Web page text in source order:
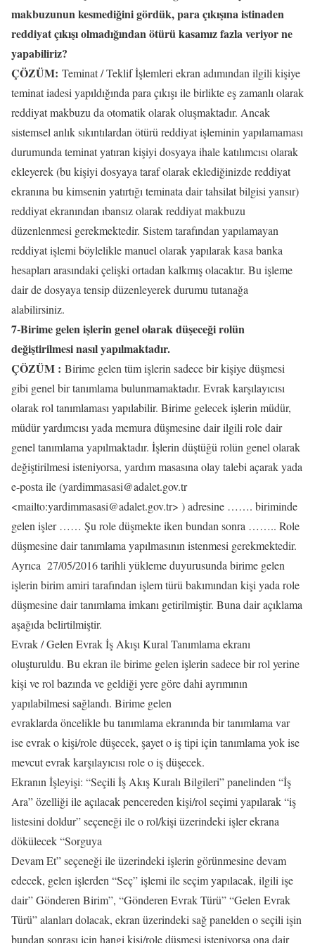
makbuzunun kesmediğini gördük, para çıkışına istinaden
reddiyat çıkışı olmadığından ötürü kasamız fazla veriyor ne
yapabiliriz?
ÇÖZÜM: Teminat / Teklif İşlemleri ekran adımından ilgili kişiye
teminat iadesi yapıldığında para çıkışı ile birlikte eş zamanlı olarak
reddiyat makbuzu da otomatik olarak oluşmaktadır. Ancak
sistemsel anlık sıkıntılardan ötürü reddiyat işleminin yapılamaması
durumunda teminat yatıran kişiyi dosyaya ihale katılımcısı olarak
ekleyerek (bu kişiyi dosyaya taraf olarak eklediğinizde reddiyat
ekranına bu kimsenin yatırtığı teminata dair tahsilat bilgisi yansır)
reddiyat ekranından ıbansız olarak reddiyat makbuzu
düzenlenmesi gerekmektedir. Sistem tarafından yapılamayan
reddiyat işlemi böylelikle manuel olarak yapılarak kasa banka
hesapları arasındaki çelişki ortadan kalkmış olacaktır. Bu işleme
dair de dosyaya tensip düzenleyerek durumu tutanağa
alabilirsiniz.
7-Birime gelen işlerin genel olarak düşeceği rolün
değiştirilmesi nasıl yapılmaktadır.
ÇÖZÜM : Birime gelen tüm işlerin sadece bir kişiye düşmesi
gibi genel bir tanımlama bulunmamaktadır. Evrak karşılayıcısı
olarak rol tanımlaması yapılabilir. Birime gelecek işlerin müdür,
müdür yardımcısı yada memura düşmesine dair ilgili role dair
genel tanımlama yapılmaktadır. İşlerin düştüğü rolün genel olarak
değiştirilmesi isteniyorsa, yardım masasına olay talebi açarak yada
e-posta ile (yardimmasasi@adalet.gov.tr
<mailto:yardimmasasi@adalet.gov.tr> ) adresine ……. biriminde
gelen işler …… Şu role düşmekte iken bundan sonra …….. Role
düşmesine dair tanımlama yapılmasının istenmesi gerekmektedir.
Ayrıca 27/05/2016 tarihli yükleme duyurusunda birime gelen
işlerin birim amiri tarafından işlem türü bakımından kişi yada role
düşmesine dair tanımlama imkanı getirilmiştir. Buna dair açıklama
aşağıda belirtilmiştir.
Evrak / Gelen Evrak İş Akışı Kural Tanımlama ekranı
oluşturuldu. Bu ekran ile birime gelen işlerin sadece bir rol yerine
kişi ve rol bazında ve geldiği yere göre dahi ayrımının
yapılabilmesi sağlandı. Birime gelen
evraklarda öncelikle bu tanımlama ekranında bir tanımlama var
ise evrak o kişi/role düşecek, şayet o iş tipi için tanımlama yok ise
mevcut evrak karşılayıcısı role o iş düşecek.
Ekranın İşleyişi: “Seçili İş Akış Kuralı Bilgileri” panelinden “İş
Ara” özelliği ile açılacak pencereden kişi/rol seçimi yapılarak “iş
listesini doldur” seçeneği ile o rol/kişi üzerindeki işler ekrana
dökülecek “Sorguya
Devam Et” seçeneği ile üzerindeki işlerin görünmesine devam
edecek, gelen işlerden “Seç” işlemi ile seçim yapılacak, ilgili işe
dair” Gönderen Birim”, “Gönderen Evrak Türü” “Gelen Evrak
Türü” alanları dolacak, ekran üzerindeki sağ panelden o seçili işin
bundan sonrası için hangi kişi/role düşmesi isteniyorsa ona dair